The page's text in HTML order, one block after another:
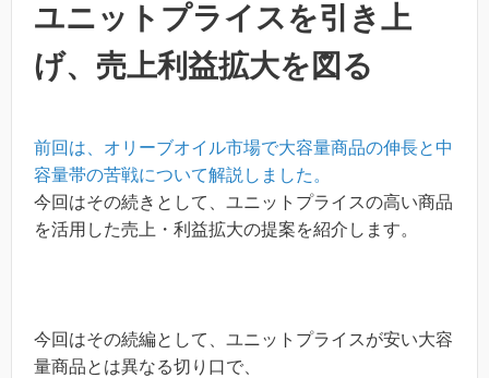
ユニットプライスを引き上
げ、売上利益拡大を図る
前回は、オリーブオイル市場で大容量商品の伸長と中
容量帯の苦戦について解説しました。
今回はその続きとして、ユニットプライスの高い商品
を活用した売上・利益拡大の提案を紹介します。
今回はその続編として、ユニットプライスが安い大容
量商品とは異なる切り口で、